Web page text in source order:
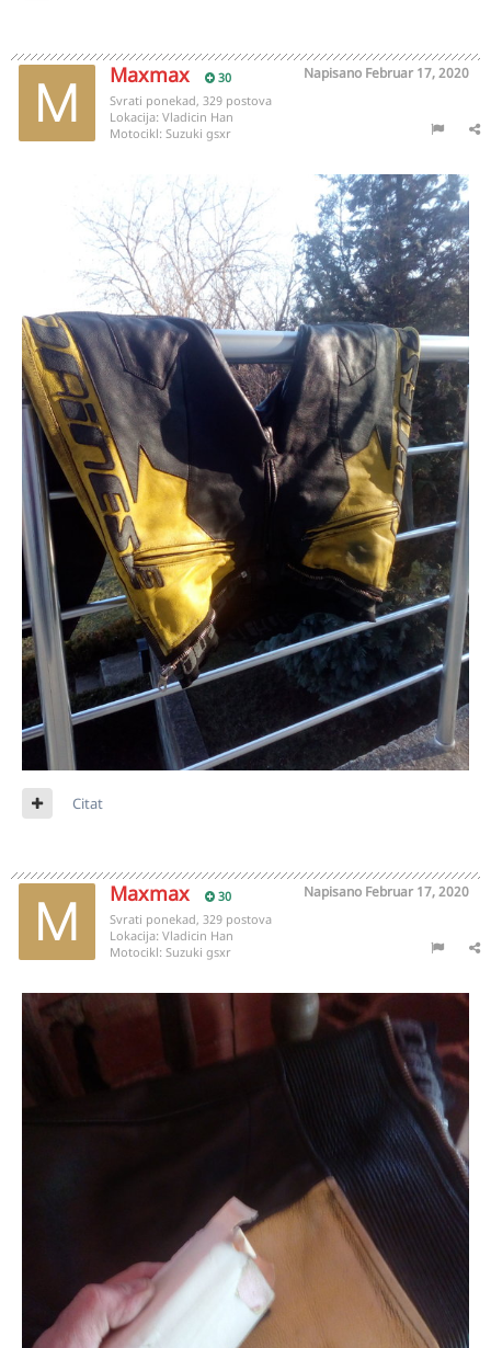
Maxmax 30 Napisano Februar 17, 2020
Svrati ponekad, 329 postova
Lokacija: Vladicin Han
Motocikl: Suzuki gsxr
Citat
Maxmax 30 Napisano Februar 17, 2020
Svrati ponekad, 329 postova
Lokacija: Vladicin Han
Motocikl: Suzuki gsxr